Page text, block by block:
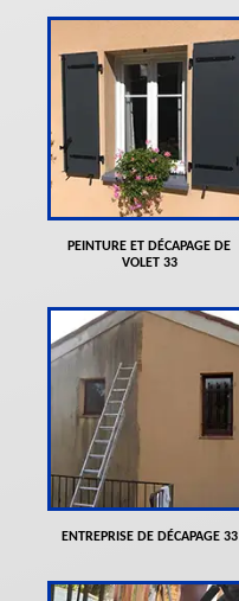
PEINTURE ET DÉCAPAGE DE
VOLET 33
ENTREPRISE DE DÉCAPAGE 33